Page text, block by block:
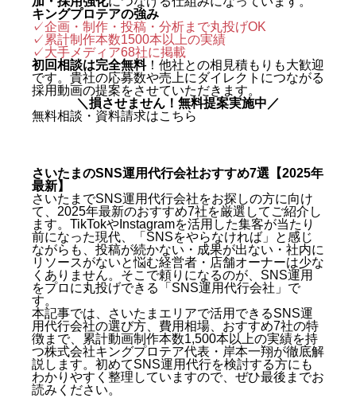
キングプロテアの強み
✓企画・制作・投稿・分析まで丸投げOK
✓累計制作本数1500本以上の実績
✓大手メディア68社に掲載
初回相談は完全無料！他社との相見積もりも大歓迎
です。貴社の応募数や売上にダイレクトにつながる
採用動画の提案をさせていただきます。
＼損させません！無料提案実施中／
無料相談・資料請求はこちら
さいたまのSNS運用代行会社おすすめ7選【2025年
最新】
さいたまでSNS運用代行会社をお探しの方に向け
て、2025年最新のおすすめ7社を厳選してご紹介し
ます。TikTokやInstagramを活用した集客が当たり
前になった現代、「SNSをやらなければ」と感じ
ながらも、投稿が続かない・成果が出ない・社内に
リソースがないと悩む経営者・店舗オーナーは少な
くありません。そこで頼りになるのが、SNS運用
をプロに丸投げできる「SNS運用代行会社」で
す。
本記事では、さいたまエリアで活用できるSNS運
用代行会社の選び方、費用相場、おすすめ7社の特
徴まで、累計動画制作本数1,500本以上の実績を持
つ株式会社キングプロテア代表・岸本一翔が徹底解
説します。初めてSNS運用代行を検討する方にも
わかりやすく整理していますので、ぜひ最後までお
読みください。